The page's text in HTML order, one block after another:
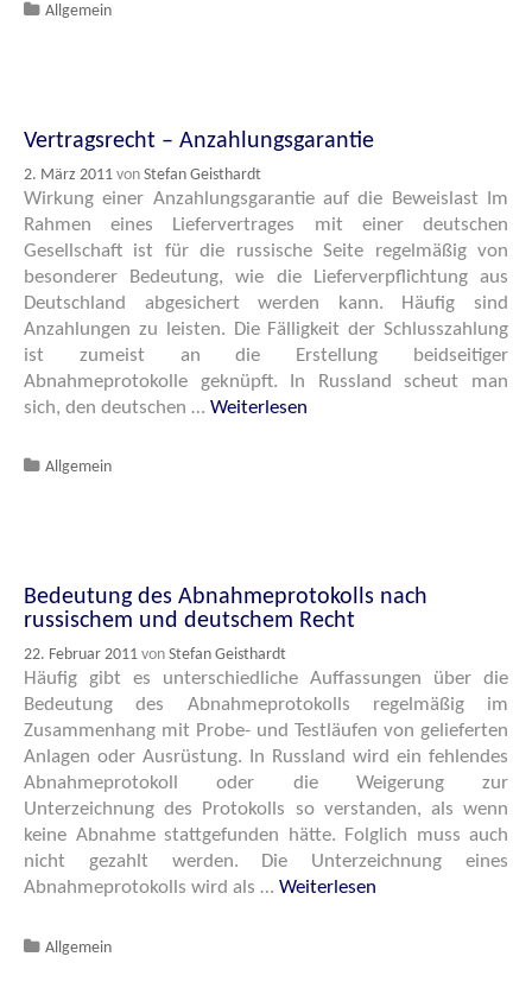
Katgeorien
Allgemein
Vertragsrecht – Anzahlungsgarantie
2. März 2011 von Stefan Geisthardt
Wirkung einer Anzahlungsgarantie auf die Beweislast Im
Rahmen eines Liefervertrages mit einer deutschen
Gesellschaft ist für die russische Seite regelmäßig von
besonderer Bedeutung, wie die Lieferverpflichtung aus
Deutschland abgesichert werden kann. Häufig sind
Anzahlungen zu leisten. Die Fälligkeit der Schlusszahlung
ist zumeist an die Erstellung beidseitiger
Abnahmeprotokolle geknüpft. In Russland scheut man
sich, den deutschen … Weiterlesen
Katgeorien
Allgemein
Bedeutung des Abnahmeprotokolls nach
russischem und deutschem Recht
22. Februar 2011 von Stefan Geisthardt
Häufig gibt es unterschiedliche Auffassungen über die
Bedeutung des Abnahmeprotokolls regelmäßig im
Zusammenhang mit Probe- und Testläufen von gelieferten
Anlagen oder Ausrüstung. In Russland wird ein fehlendes
Abnahmeprotokoll oder die Weigerung zur
Unterzeichnung des Protokolls so verstanden, als wenn
keine Abnahme stattgefunden hätte. Folglich muss auch
nicht gezahlt werden. Die Unterzeichnung eines
Abnahmeprotokolls wird als … Weiterlesen
Katgeorien
Allgemein